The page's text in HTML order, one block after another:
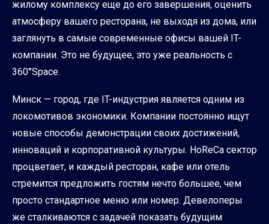
жилому комплексу еще до его завершения, оценить
атмосферу вашего ресторана, не выходя из дома, или
заглянуть в самые современные офисы вашей IT-
компании. Это не будущее, это уже реальность с
360°Space.
Минск — город, где IT-индустрия является одним из
локомотивов экономики. Компании постоянно ищут
новые способы демонстрации своих достижений,
инноваций и корпоративной культуры. HoReCa сектор
процветает, и каждый ресторан, кафе или отель
стремится предложить гостям нечто большее, чем
просто стандартное меню или номер. Девелоперы
же сталкиваются с задачей показать будущим